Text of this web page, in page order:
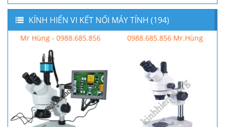
KÍNH HIỂN VI KẾT NỐI MÁY TÍNH (194)
Mr Hùng - 0988.685.856 0988.685.856 Mr.Hùng